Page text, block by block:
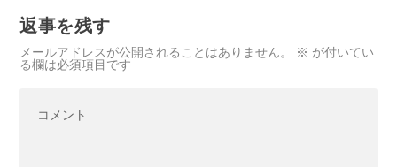
返事を残す
メールアドレスが公開されることはありません。 ※ が付いてい
る欄は必須項目です